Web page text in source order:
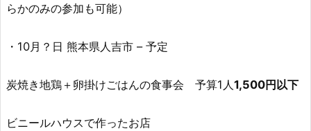
らかのみの参加も可能）
・10月？日 熊本県人吉市 – 予定
炭焼き地鶏＋卵掛けごはんの食事会 予算1人1,500円以下
ビニールハウスで作ったお店